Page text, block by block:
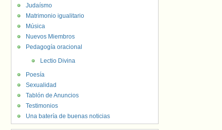
Judaísmo
Matrimonio igualitario
Música
Nuevos Miembros
Pedagogía oracional
Lectio Divina
Poesía
Sexualidad
Tablón de Anuncios
Testimonios
Una batería de buenas noticias